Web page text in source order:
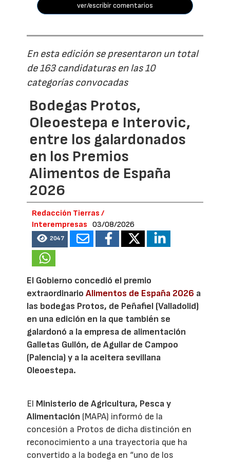
ver/escribir comentarios
En esta edición se presentaron un total
de 163 candidaturas en las 10
categorías convocadas
Bodegas Protos,
Oleoestepa e Interovic,
entre los galardonados
en los Premios
Alimentos de España
2026
Redacción Tierras /
Interempresas
03/08/2026
2047
El Gobierno concedió el premio
extraordinarioAlimentos de España 2026 a
las bodegas Protos, de Peñafiel (Valladolid)
en una edición en la que también se
galardonó a la empresa de alimentación
Galletas Gullón, de Aguilar de Campoo
(Palencia) y a la aceitera sevillana
Oleoestepa.
El Ministerio de Agricultura, Pesca y
Alimentación (MAPA) informó de la
concesión a Protos de dicha distinción en
reconocimiento a una trayectoria que ha
convertido a la bodega en “uno de los